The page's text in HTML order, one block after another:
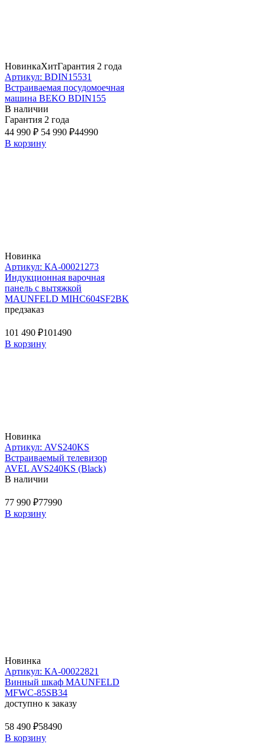
НовинкаХитГарантия 2 года
Артикул: BDIN15531
Встраиваемая посудомоечная
машина BEKO BDIN155
В наличии
Гарантия 2 года
44 990 ₽ 54 990 ₽44990
В корзину
Новинка
Артикул: КА-00021273
Индукционная варочная
панель с вытяжкой
MAUNFELD MIHC604SF2BK
предзаказ
101 490 ₽101490
В корзину
Новинка
Артикул: AVS240KS
Встраиваемый телевизор
AVEL AVS240KS (Black)
В наличии
77 990 ₽77990
В корзину
Новинка
Артикул: КА-00022821
Винный шкаф MAUNFELD
MFWC-85SB34
доступно к заказу
58 490 ₽58490
В корзину